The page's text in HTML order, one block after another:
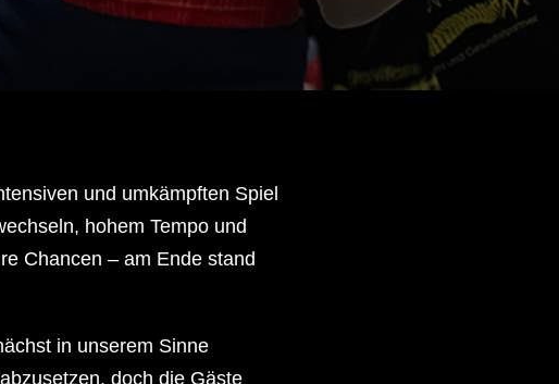
und umkämpften Spiel
hohem Tempo und
Chancen – am Ende stand
in unserem Sinne
doch die Gäste